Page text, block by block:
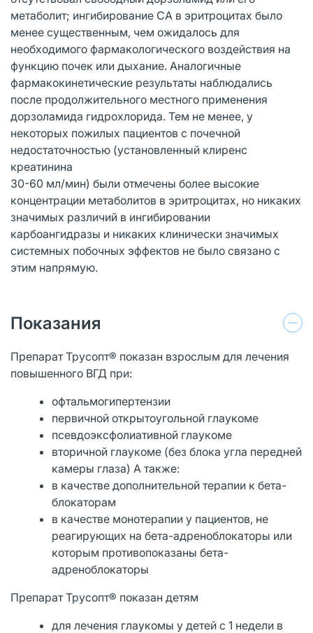
метаболит; ингибирование CA в эритроцитах было
менее существенным, чем ожидалось для
необходимого фармакологического воздействия на
функцию почек или дыхание. Аналогичные
фармакокинетические результаты наблюдались
после продолжительного местного применения
дорзоламида гидрохлорида. Тем не менее, у
некоторых пожилых пациентов с почечной
недостаточностью (установленный клиренс
креатинина
30-60 мл/мин) были отмечены более высокие
концентрации метаболитов в эритроцитах, но никаких
значимых различий в ингибировании
карбоангидразы и никаких клинически значимых
системных побочных эффектов не было связано с
этим напрямую.
Показания
Препарат Трусопт® показан взрослым для лечения
повышенного ВГД при:
офтальмогипертензии
первичной открытоугольной глаукоме
псевдоэксфолиативной глаукоме
вторичной глаукоме (без блока угла передней
камеры глаза) А также:
в качестве дополнительной терапии к бета-
блокаторам
в качестве монотерапии у пациентов, не
реагирующих на бета-адреноблокаторы или
которым противопоказаны бета-
адреноблокаторы
Препарат Трусопт® показан детям
для лечения глаукомы у детей с 1 недели в